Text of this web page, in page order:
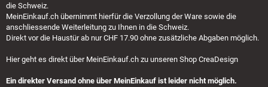
die Schweiz.
MeinEinkauf.ch übernimmt hierfür die Verzollung der Ware sowie die
anschliessende Weiterleitung zu Ihnen in die Schweiz.
Direkt vor die Haustür ab nur CHF 17.90 ohne zusätzliche Abgaben möglich.
Hier geht es direkt über MeinEinkauf.ch zu unseren Shop CreaDesign
Ein direkter Versand ohne über MeinEinkauf ist leider nicht möglich.